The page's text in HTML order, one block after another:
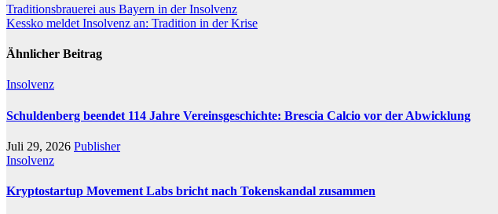
Beitragsnavigation
Traditionsbrauerei aus Bayern in der Insolvenz
Kessko meldet Insolvenz an: Tradition in der Krise
Ähnlicher Beitrag
Insolvenz
Schuldenberg beendet 114 Jahre Vereinsgeschichte: Brescia Calcio vor der Abwicklung
Juli 29, 2026 Publisher
Insolvenz
Kryptostartup Movement Labs bricht nach Tokenskandal zusammen